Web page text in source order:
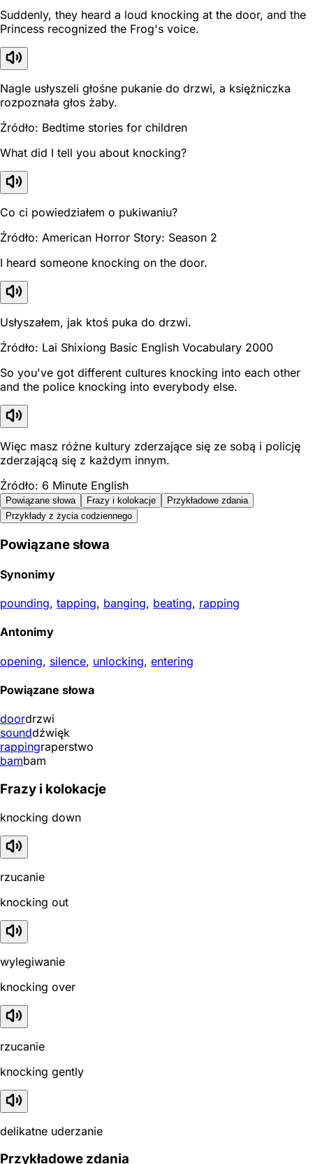
Suddenly, they heard a loud knocking at the door, and the
Princess recognized the Frog's voice.
Nagle usłyszeli głośne pukanie do drzwi, a księżniczka
rozpoznała głos żaby.
Źródło: Bedtime stories for children
What did I tell you about knocking?
Co ci powiedziałem o pukiwaniu?
Źródło: American Horror Story: Season 2
I heard someone knocking on the door.
Usłyszałem, jak ktoś puka do drzwi.
Źródło: Lai Shixiong Basic English Vocabulary 2000
So you've got different cultures knocking into each other
and the police knocking into everybody else.
Więc masz różne kultury zderzające się ze sobą i policję
zderzającą się z każdym innym.
Źródło: 6 Minute English
Powiązane słowa Frazy i kolokacje
Przykładowe zdania
Przykłady z życia codziennego
Powiązane słowa
Synonimy
pounding, tapping, banging, beating, rapping
Antonimy
opening, silence, unlocking, entering
Powiązane słowa
doordrzwi
sounddźwięk
rappingraperstwo
bambam
Frazy i kolokacje
knocking down
rzucanie
knocking out
wylegiwanie
knocking over
rzucanie
knocking gently
delikatne uderzanie
Przykładowe zdania